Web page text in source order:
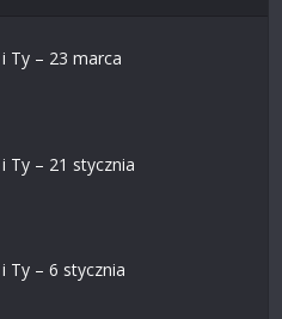
Ty – 23 marca
Ty – 21 stycznia
Ty – 6 stycznia